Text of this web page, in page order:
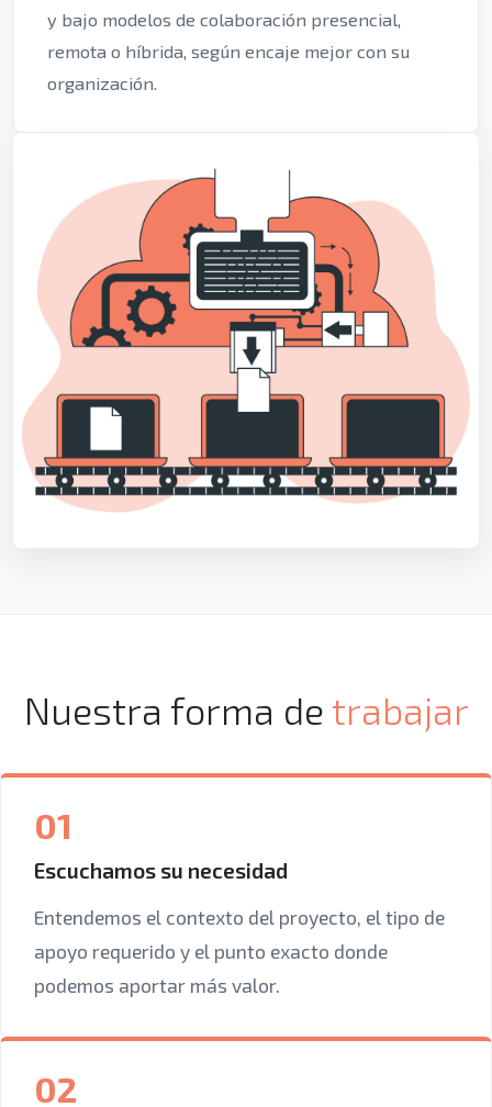
y bajo modelos de colaboración presencial,
remota o híbrida, según encaje mejor con su
organización.
Nuestra forma de trabajar
01
Escuchamos su necesidad
Entendemos el contexto del proyecto, el tipo de
apoyo requerido y el punto exacto donde
podemos aportar más valor.
02